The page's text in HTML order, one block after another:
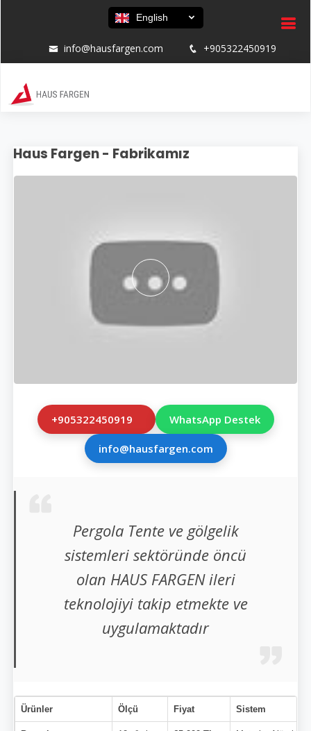
English
info@hausfargen.com +905322450919
Haus Fargen - Fabrikamız
+905322450919 WhatsApp Destek
info@hausfargen.com
Pergola Tente ve gölgelik
sistemleri sektöründe öncü
olan HAUS FARGEN ileri
teknolojiyi takip etmekte ve
uygulamaktadır
Ürünler Ölçü Fiyat Sistem